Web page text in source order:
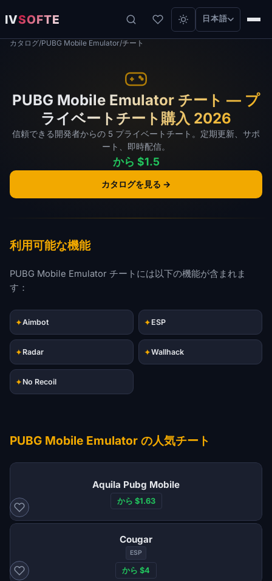
IVSOFTE 日本語
カタログ/PUBG Mobile Emulator/チート
PUBG Mobile Emulator チート — プ
ライベートチート購入 2026
信頼できる開発者からの 5 プライベートチート。定期更新、サポ
ート、即時配信。
から $1.5
カタログを見る →
利用可能な機能
PUBG Mobile Emulator チートには以下の機能が含まれま
す：
✦Aimbot ✦ESP
✦Radar ✦Wallhack
✦No Recoil
PUBG Mobile Emulator の人気チート
Aquila Pubg Mobile
から $1.63
Cougar
ESP
から $4